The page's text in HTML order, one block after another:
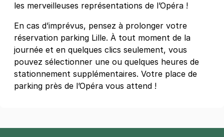
+ Abonnements disponibles
Lille - Zénith Arena - Président
Hoover
12 avenue du Président Hoover
59800Lille
4,4(746 avis)
les merveilleuses représentations de l’Opéra !
En cas d’imprévus, pensez à prolonger votre
réservation parking Lille. À tout moment de la
journée et en quelques clics seulement, vous
pouvez sélectionner une ou quelques heures de
stationnement supplémentaires. Votre place de
parking près de l’Opéra vous attend !